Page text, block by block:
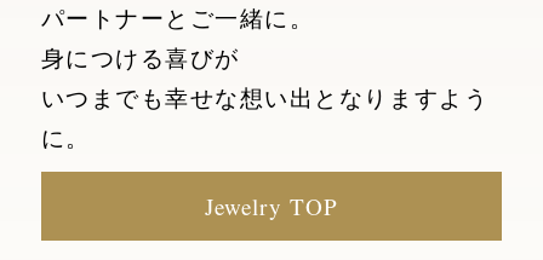
パートナーとご一緒に。
身につける喜びが
いつまでも幸せな想い出となりますよう
に。
Jewelry TOP